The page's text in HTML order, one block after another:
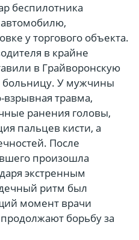
беспилотника
у торгового объекта.
в крайне
в Грайворонскую
У мужчины
травма,
ранения головы,
пальцев кисти, а
После
произошла
экстренным
ритм был
момент врачи
борьбу за